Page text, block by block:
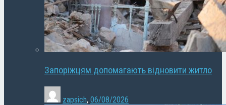
Запоріжцям допомагають відновити житло
zapsich, 06/08/2026